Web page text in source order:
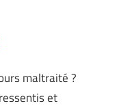
maltraité ?
et